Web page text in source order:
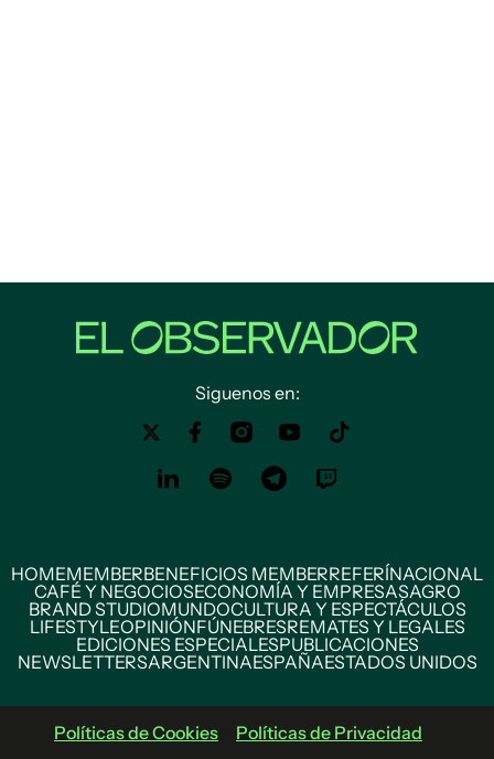
Siguenos en:
HOMEMEMBERBENEFICIOS MEMBERREFERÍNACIONAL
CAFÉ Y NEGOCIOSECONOMÍA Y EMPRESASAGRO
BRAND STUDIOMUNDOCULTURA Y ESPECTÁCULOS
LIFESTYLEOPINIÓNFÚNEBRESREMATES Y LEGALES
EDICIONES ESPECIALESPUBLICACIONES
NEWSLETTERSARGENTINAESPAÑAESTADOS UNIDOS
Políticas de Cookies
Políticas de Privacidad